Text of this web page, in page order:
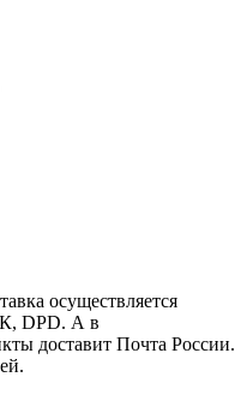
осуществляется
DPD. А в
доставит Почта России.